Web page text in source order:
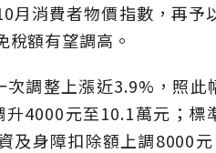
月消費者物價指數，再予
額有望調高。
調整上漲近3.9%，照
4000元至10.1萬元；
及身障扣除額上調8000